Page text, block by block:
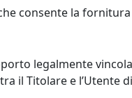
consente la fornitura
legalmente
il Titolare e l’Utente